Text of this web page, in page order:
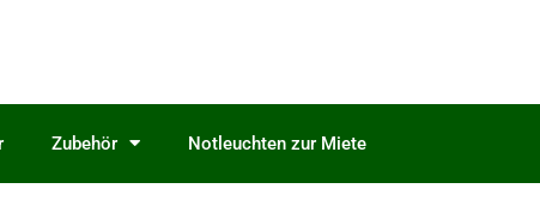
Zubehör Notleuchten zur Miete